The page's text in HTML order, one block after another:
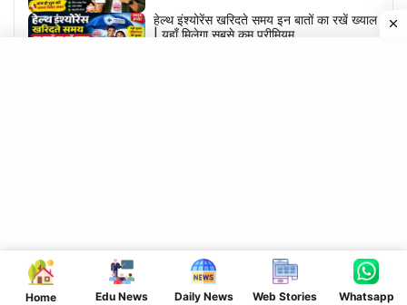
Home Edu News Daily News Web Stories Whatsapp
हेल्थ इंश्योरेंस खरिदते समय इन बातों का रखें ख्याल
| यहाँ मिलेगा सबसे कम प्रीमियम
National News
Politics